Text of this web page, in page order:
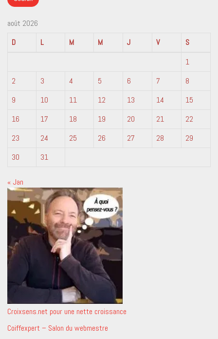
août 2026
D
L M M J V
S
1
2
3 4 5 6 7
8
9
10 11 12 13 14
15
16
17 18 19 20 21
22
23
24 25 26 27 28
29
30
31
« Jan
Croixsens.net pour une nette croissance
Coiffexpert – Salon du webmestre